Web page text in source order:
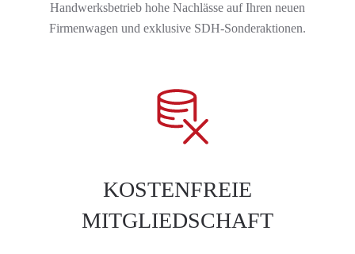
Handwerksbetrieb hohe Nachlässe auf Ihren neuen
Firmenwagen und exklusive SDH-Sonderaktionen.
KOSTENFREIE
MITGLIEDSCHAFT